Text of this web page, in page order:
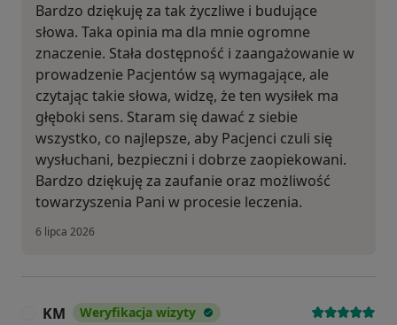
Bardzo dziękuję za tak życzliwe i budujące
słowa. Taka opinia ma dla mnie ogromne
znaczenie. Stała dostępność i zaangażowanie w
prowadzenie Pacjentów są wymagające, ale
czytając takie słowa, widzę, że ten wysiłek ma
głęboki sens. Staram się dawać z siebie
wszystko, co najlepsze, aby Pacjenci czuli się
wysłuchani, bezpieczni i dobrze zaopiekowani.
Bardzo dziękuję za zaufanie oraz możliwość
towarzyszenia Pani w procesie leczenia.
6 lipca 2026
KM Weryfikacja wizyty